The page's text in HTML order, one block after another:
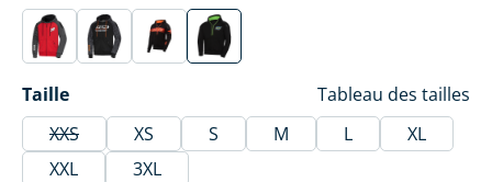
rot
(Cette option n'est actuellement pas disponible.)
sand
(Cette option n'est actuellement pas disponible.)
schwarz/rot
(Cette option n'est actuellement pas
schwarz/grün
(Cette option n'est actuellement pas
Taille
Sélectionner
Tableau des tailles
XXS(Cette option n'est actuellement pas disponible.)
XS S M L
XL
XXL
3XL